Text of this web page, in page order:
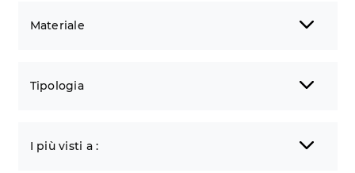
Materiale
Tipologia
I più visti a :